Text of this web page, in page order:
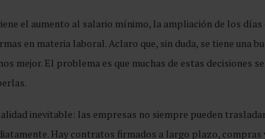
el aumento al salario mínimo, la ampliación de los días
en materia laboral. Aclaro que, sin duda, se tiene una
mejor. El problema es que muchas de estas decisiones
inevitable: las empresas no siempre pueden
Hay contratos firmados a largo plazo,